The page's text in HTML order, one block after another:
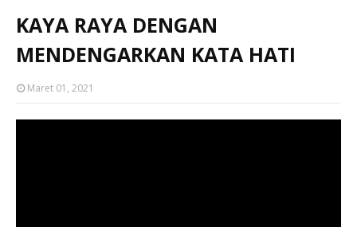
KAYA RAYA DENGAN
MENDENGARKAN KATA HATI
Maret 01, 2021